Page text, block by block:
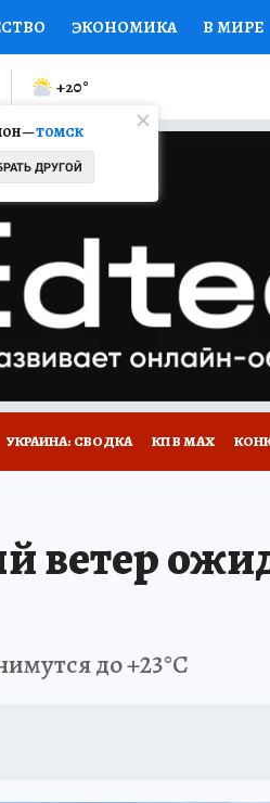
ЭКОНОМИКА В МИРЕ
МИР Я ЗНАЮ СЕМЬЯ
СЕРИАЛЫ
КОНКУРСЫ
—ТОМСК
ДРУГОЙ
+20°
УКРАИНА: СВОДКА КП В МАХ
ветер
до +23°С